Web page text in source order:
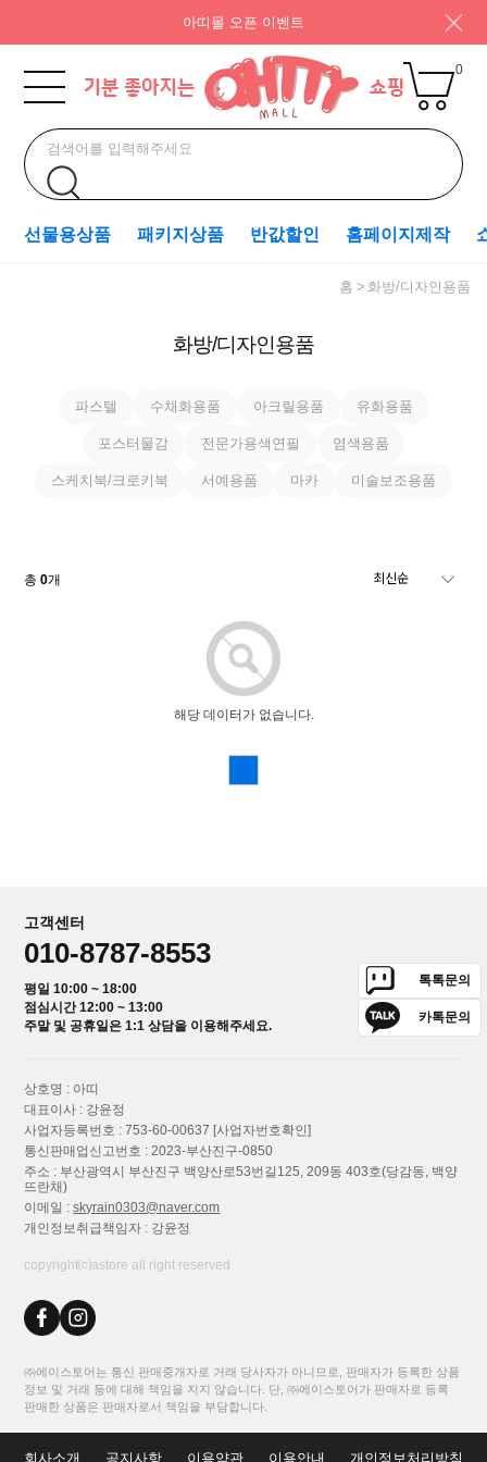
아띠몰 오픈 이벤트
0
선물용상품 패키지상품 반값할인 홈페이지제작
홈 화방/디자인용품
화방/디자인용품
파스텔 수채화용품 아크릴용품 유화용품
포스터물감 전문가용색연필 염색용품
스케치북/크로키북 서예용품 마카 미술보조용품
총0개
해당 데이터가 없습니다.
고객센터
010-8787-8553
평일 10:00 ~ 18:00
점심시간 12:00 ~ 13:00
주말 및 공휴일은 1:1 상담을 이용해주세요.
톡톡문의
카톡문의
상호명 : 아띠
대표이사 : 강윤정
사업자등록번호 : 753-60-00637 [사업자번호확인]
통신판매업신고번호 : 2023-부산진구-0850
주소 : 부산광역시 부산진구 백양산로53번길125, 209동 403호(당감동, 백양
뜨란채)
이메일 :skyrain0303@naver.com
개인정보취급책임자 : 강윤정
copyright⒞astore all right reserved
㈜에이스토어는 통신 판매중개자로 거래 당사자가 아니므로, 판매자가 등록한 상품
정보 및 거래 등에 대해 책임을 지지 않습니다. 단, ㈜에이스토어가 판매자로 등록
판매한 상품은 판매자로서 책임을 부담합니다.
회사소개 공지사항 이용약관 이용안내 개인정보처리방침